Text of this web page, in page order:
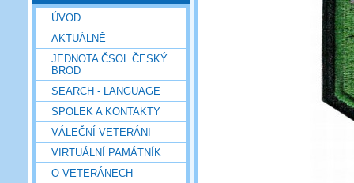
ÚVOD
AKTUÁLNĚ
JEDNOTA ČSOL ČESKÝ
BROD
SEARCH - LANGUAGE
SPOLEK A KONTAKTY
VÁLEČNÍ VETERÁNI
VIRTUÁLNÍ PAMÁTNÍK
O VETERÁNECH